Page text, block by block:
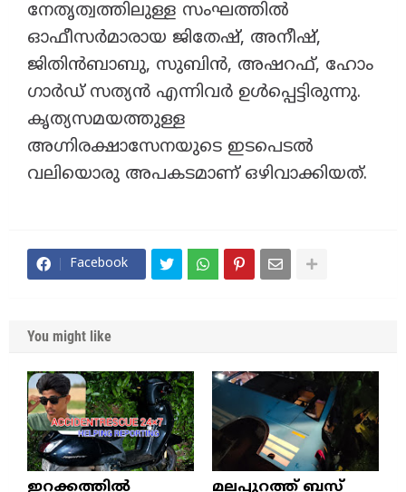
നേതൃത്വത്തിലുള്ള സംഘത്തിൽ
ഓഫീസർമാരായ ജിതേഷ്, അനീഷ്,
ജിതിൻബാബു, സുബിൻ, അഷറഫ്, ഹോം
ഗാർഡ് സത്യൻ എന്നിവർ ഉൾപ്പെട്ടിരുന്നു.
കൃത്യസമയത്തുള്ള
അഗ്നിരക്ഷാസേനയുടെ ഇടപെടൽ
വലിയൊരു അപകടമാണ് ഒഴിവാക്കിയത്.
Facebook
You might like
ഇറക്കത്തിൽ
മലപ്പുറത്ത് ബസ്